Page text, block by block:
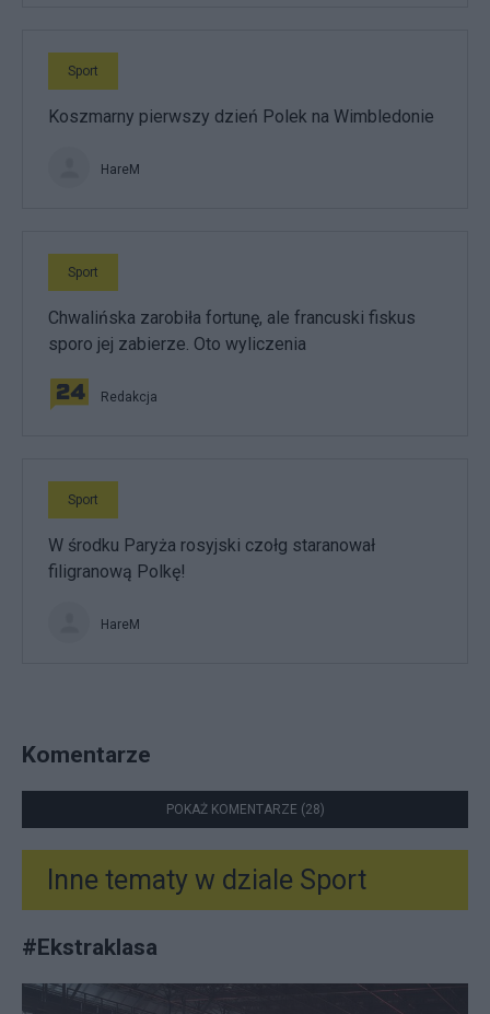
Sport
Koszmarny pierwszy dzień Polek na Wimbledonie
HareM
Sport
Chwalińska zarobiła fortunę, ale francuski fiskus
sporo jej zabierze. Oto wyliczenia
Redakcja
Sport
W środku Paryża rosyjski czołg staranował
filigranową Polkę!
HareM
Komentarze
POKAŻ KOMENTARZE (28)
Inne tematy w dziale Sport
#Ekstraklasa